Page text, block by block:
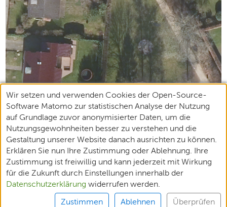
Wir setzen und verwenden Cookies der Open-Source-
Software Matomo zur statistischen Analyse der Nutzung
auf Grundlage zuvor anonymisierter Daten, um die
Nutzungsgewohnheiten besser zu verstehen und die
Gestaltung unserer Website danach ausrichten zu können.
Erklären Sie nun Ihre Zustimmung oder Ablehnung. Ihre
Zustimmung ist freiwillig und kann jederzeit mit Wirkung
für die Zukunft durch Einstellungen innerhalb der
Datenschutzerklärung widerrufen werden.
Zustimmen Ablehnen Überprüfen